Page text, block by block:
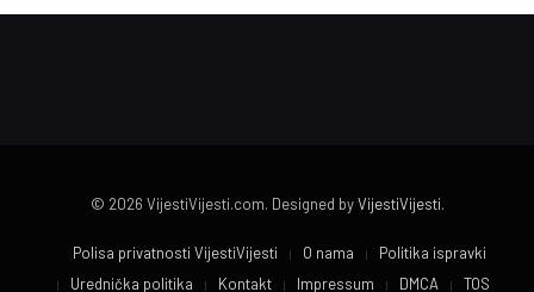
© 2026 VijestiVijesti.com. Designed byVijestiVijesti.
Polisa privatnosti VijestiVijesti O nama
Politika ispravki
Urednička politika
Kontakt Impressum DMCA TOS